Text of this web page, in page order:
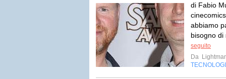
di Fabio
abbiamo
bisogno di
seguito
Da